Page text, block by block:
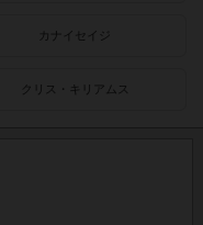
カナイセイジ
クリス・キリアムス